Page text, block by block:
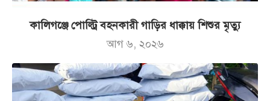
কালিগঞ্জে পোল্ট্রি বহনকারী গাড়ির ধাক্কায় শিশুর মৃত্যু
আগ ৬, ২০২৬